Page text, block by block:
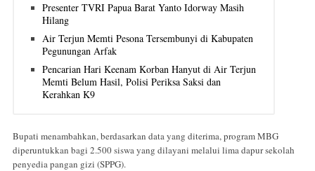
Presenter TVRI Papua Barat Yanto Idorway Masih
Hilang
Air Terjun Memti Pesona Tersembunyi di Kabupaten
Pegunungan Arfak
Pencarian Hari Keenam Korban Hanyut di Air Terjun
Memti Belum Hasil, Polisi Periksa Saksi dan
Kerahkan K9
Bupati menambahkan, berdasarkan data yang diterima, program MBG
diperuntukkan bagi 2.500 siswa yang dilayani melalui lima dapur sekolah
penyedia pangan gizi (SPPG).